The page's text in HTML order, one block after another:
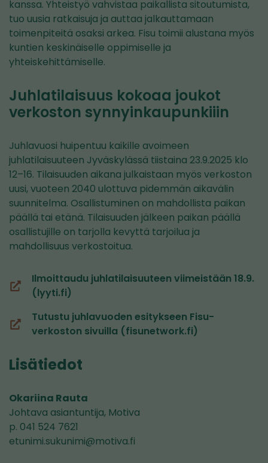
kanssa. Yhteistyö vahvistaa paikallista sitoutumista,
tuo uusia ratkaisuja ja auttaa jalkauttamaan
toimenpiteitä osaksi arkea. Fisu toimii alustana myös
kuntien keskinäiselle oppimiselle ja
yhteiskehittämiselle.
Juhlatilaisuus kokoaa joukot
verkoston synnyinkaupunkiiin
Juhlavuosi huipentuu kaikille avoimeen
juhlatilaisuuteen Jyväskylässä tiistaina 23.9.2025 klo
12–16. Tilaisuuden aikana julkaistaan myös verkoston
uusi, vuoteen 2040 ulottuva pidemmän aikavälin
suunnitelma. Osallistuminen on mahdollista paikan
päällä tai etänä. Tilaisuuden jälkeen paikan päällä
osallistujille on tarjolla kevyttä tarjoilua ja
mahdollisuus verkostoitua.
Ilmoittaudu juhlatilaisuuteen viimeistään 18.9.
(lyyti.fi)
(siirryt
palveluun)
Tutustu juhlavuoden esitykseen Fisu-
verkoston sivuilla (fisunetwork.fi)
(siirryt
palveluun)
Lisätiedot
Okariina Rauta
Johtava asiantuntija, Motiva
p. 041 524 7621
etunimi.sukunimi@motiva.fi